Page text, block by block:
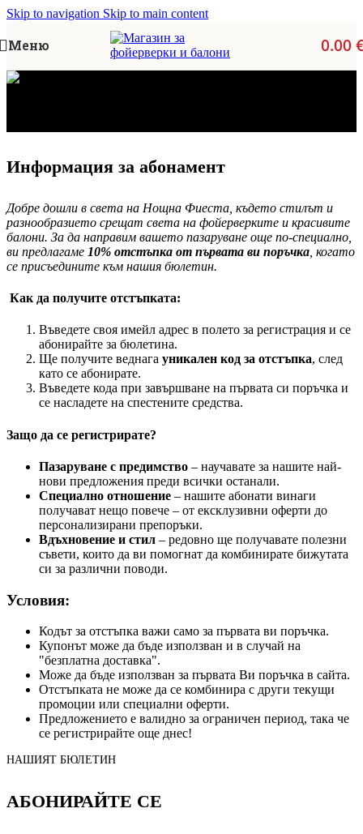
Skip to navigation Skip to main content
Меню 0.00
Информация за абонамент
Добре дошли в света на Нощна Фиеста, където стилът и
разнообразието срещат света на фойерверките и красивите
балони. За да направим вашето пазаруване още по-специално,
ви предлагаме 10% отстъпка от първата ви поръчка , когато
се присъедините към нашия бюлетин.
Как да получите отстъпката:
Въведете своя имейл адрес в полето за регистрация и се
абонирайте за бюлетина.
Ще получите веднага уникален код за отстъпка, след
като се абонирате.
Въведете кода при завършване на първата си поръчка и
се насладете на спестените средства.
Защо да се регистрирате?
Пазаруване с предимство – научавате за нашите най-
нови предложения преди всички останали.
Специално отношение – нашите абонати винаги
получават нещо повече – от ексклузивни оферти до
персонализирани препоръки.
Вдъхновение и стил – редовно ще получавате полезни
съвети, които да ви помогнат да комбинирате бижутата
си за различни поводи.
Условия:
Кодът за отстъпка важи само за първата ви поръчка.
Купонът може да бъде използван и в случай на
"безплатна доставка".
Може да бъде използван за първата Ви поръчка в сайта.
Отстъпката не може да се комбинира с други текущи
промоции или специални оферти.
Предложението е валидно за ограничен период, така че
се регистрирайте още днес!
НАШИЯТ БЮЛЕТИН
АБОНИРАЙТЕ СЕ